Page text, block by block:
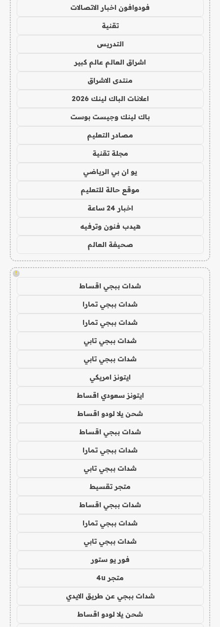
فودوافون اخبار الاتصالات
تقنية
التدريس
اشراق العالم عالم كبير
منتدى الاشراق
اعلانات الباك لينك 2026
باك لينك وجيست بوست
مصادر التعليم
مجلة تقنية
يو ان بي الرياضي
موقع حالة للتعليم
اخبار 24 ساعة
هيدب فنون وترفيه
صحيفة العالم
!
شدات ببجي اقساط
شدات ببجي تمارا
شدات ببجي تمارا
شدات ببجي تابي
شدات ببجي تابي
ايتونز امريكي
ايتونز سعودي اقساط
شحن يلا لودو اقساط
شدات ببجي اقساط
شدات ببجي تمارا
شدات ببجي تابي
متجر تقسيط
شدات ببجي اقساط
شدات ببجي تمارا
شدات ببجي تابي
فور يو ستور
متجر 4u
شدات ببجي عن طريق الايدي
شحن يلا لودو اقساط